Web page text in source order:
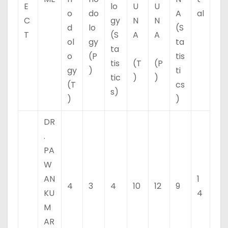
E
C
T
o
d
ol
o
gy
(T
)
do
lo
gy
(P
)
lo
gy
(S
ta
tis
tic
s)
U
N
A
(T
)
U
N
A
(P
)
A
(S
ta
tis
ti
cs
)
al
DR
.
PA
W
AN
KU
M
AR
4 3 4 10 12 9
1
4